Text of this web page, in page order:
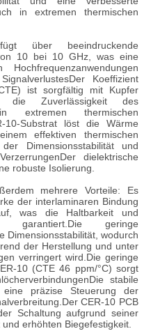
in extremen thermischen
über beeindruckende
10 bei 10 GHz, was eine
Koeffizient
ist sorgfältig mit Kupfer
die Zuverlässigkeit des
extremen thermischen
10-Substrat löst die Wärme
effektiven thermischen
Dimensionsstabilität und
dielektrische
robuste Isolierung.
mehrere Vorteile: Es
der interlaminaren Bindung
was die Haltbarkeit und
garantiert.Die geringe
Dimensionsstabilität, wodurch
der Herstellung und unter
verringert wird.Die geringe
10 (CTE 46 ppm/°C) sorgt
stabile
präzise Steuerung der
CER-10 PCB
Schaltung aufgrund seiner
erhöhten Biegefestigkeit.